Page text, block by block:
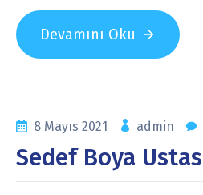
Devamını Oku
8 Mayıs 2021 admin
Sedef Boya